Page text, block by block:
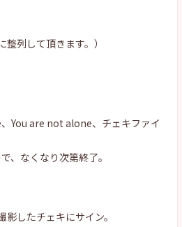
整列して頂きます。）
You are not alone、チェキファイ
、なくなり次第終了。
したチェキにサイン。